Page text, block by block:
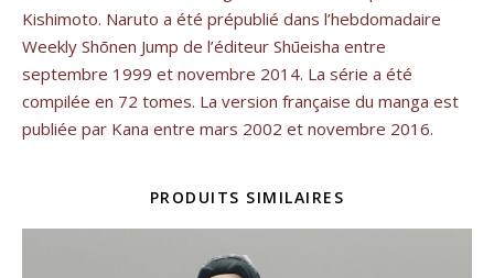
Kishimoto. Naruto a été prépublié dans l’hebdomadaire
Weekly Shōnen Jump de l’éditeur Shūeisha entre
septembre 1999 et novembre 2014. La série a été
compilée en 72 tomes. La version française du manga est
publiée par Kana entre mars 2002 et novembre 2016.
PRODUITS SIMILAIRES